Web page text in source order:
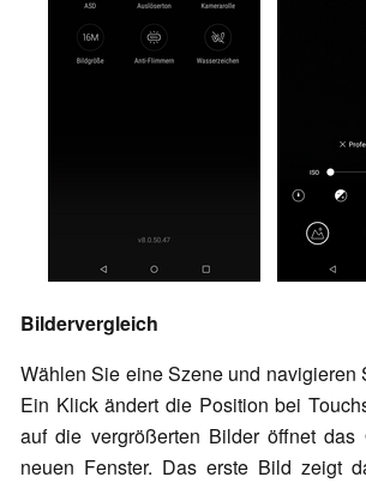
Bildervergleich
Wählen Sie eine Szene und navigieren
Ein Klick ändert die Position bei
auf die vergrößerten Bilder öffnet
neuen Fenster. Das erste Bild zeigt